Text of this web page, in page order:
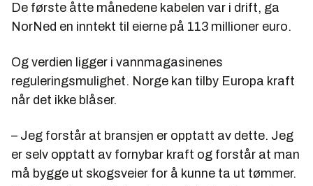
De første åtte månedene kabelen var i drift, ga
NorNed en inntekt til eierne på 113 millioner euro.
Og verdien ligger i vannmagasinenes
reguleringsmulighet. Norge kan tilby Europa kraft
når det ikke blåser.
– Jeg forstår at bransjen er opptatt av dette. Jeg
er selv opptatt av fornybar kraft og forstår at man
må bygge ut skogsveier for å kunne ta ut tømmer.